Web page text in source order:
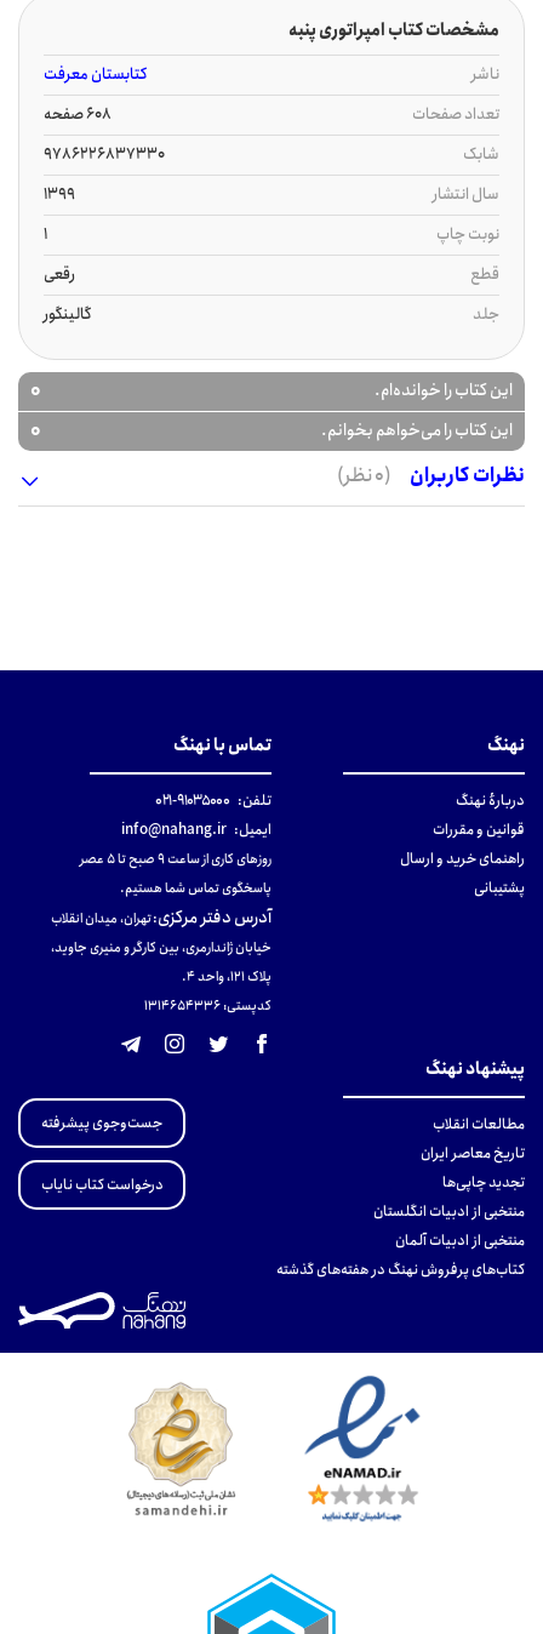
مشخصات کتاب امپراتوری پنبه
ناشر
کتابستان معرفت
تعداد صفحات
608 صفحه
شابک
9786226837330
سال انتشار
1399
نوبت چاپ
1
قطع
رقعی
جلد
گالینگور
این کتاب را خوانده‌ام. 0
این کتاب را می‌خواهم بخوانم.
0
نظرات کاربران
(0 نظر)
نهنگ
دربارهٔ نهنگ
قوانین و مقررات
راهنمای خرید و ارسال
پشتیبانی
تماس با نهنگ
تلفن: ۹۱۰۳۵۰۰۰-۰۲۱
ایمیل: info@nahang.ir
روزهای کاری از ساعت ۹ صبح تا ۵ عصر
پاسخگوی تماس شما هستیم.
آدرس دفتر مرکزی:تهران، میدان انقلاب
خیابان ژاندارمری، بین کارگر و منیری جاوید،
پلاک 121، واحد ۴.
کدپستی: 131465433۶
پیشنهاد نهنگ
مطالعات انقلاب
تاریخ معاصر ایران
تجدید چاپی‌ها
منتخبی از ادبیات انگلستان
منتخبی از ادبیات آلمان
کتاب‌های پرفروش نهنگ در هفته‌های گذشته
جست‌وجوی پیشرفته
درخواست کتاب نایاب